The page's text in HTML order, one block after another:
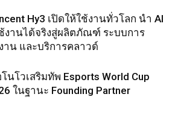
Hy3 เปิดให้ใช้งานทั่วโลก นำ AI
งานได้จริงสู่ผลิตภัณฑ์ ระบบการ
าน และบริการคลาวด์
โนโวเสริมทัพ Esports World Cup
ในฐานะ Founding Partner